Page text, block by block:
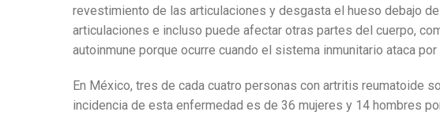
revestimiento de las articulaciones y desgasta el hueso debajo
articulaciones e incluso puede afectar otras partes del cuerpo,
autoinmune porque ocurre cuando el sistema inmunitario ataca
En México, tres de cada cuatro personas con artritis reumatoide
incidencia de esta enfermedad es de 36 mujeres y 14 hombres